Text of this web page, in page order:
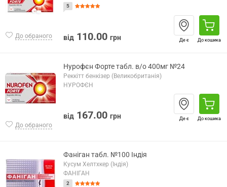
До обраного
5
від 110.00 грн Де є До кошика
До обраного
Нурофєн Форте табл. в/о 400мг №24
Реккітт бенкізер (Великобританія)
НУРОФЄН
від 167.00 грн Де є До кошика
Фаніган табл. №100 Індія
Кусум Хелтхкер (Індія)
ФАНІГАН
2